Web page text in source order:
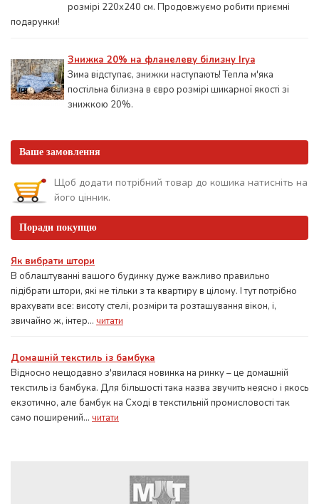
розмірі 220х240 см. Продовжуємо робити приємні
подарунки!
Знижка 20% на фланелеву білизну Irya
Зима відступає, знижки наступають! Тепла м'яка
постільна білизна в євро розмірі шикарної якості зі
знижкою 20%.
Ваше замовлення
Щоб додати потрібний товар до кошика натисніть на
його цінник.
Поради покупцю
Як вибрати штори
В облаштуванні вашого будинку дуже важливо правильно
підібрати штори, які не тільки з та квартиру в цілому. І тут потрібно
врахувати все: висоту стелі, розміри та розташування вікон, і,
звичайно ж, інтер... читати
Домашній текстиль із бамбука
Відносно нещодавно з'явилася новинка на ринку – це домашній
текстиль із бамбука. Для більшості така назва звучить неясно і якось
екзотично, але бамбук на Сході в текстильній промисловості так
само поширений... читати